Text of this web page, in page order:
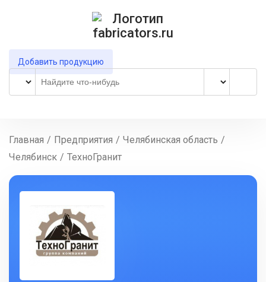
Добавить продукцию
Главная / Предприятия / Челябинская область /
Челябинск / ТехноГранит